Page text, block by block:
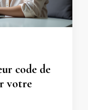
code de
votre